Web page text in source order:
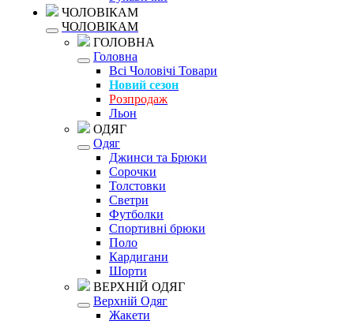
ЧОЛОВІКАМ
ЧОЛОВІКАМ
ГОЛОВНА
Головна
Всі Чоловічі Товари
Новий сезон
Розпродаж
Льон
ОДЯГ
Одяг
Джинси та Брюки
Сорочки
Толстовки
Светри
Футболки
Спортивні брюки
Поло
Кардигани
Шорти
ВЕРХНІЙ ОДЯГ
Верхній Одяг
Жакети